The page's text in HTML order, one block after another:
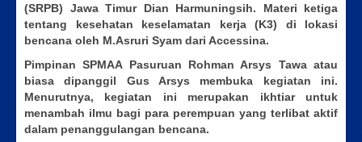
(SRPB) Jawa Timur Dian Harmuningsih. Materi ketiga
tentang kesehatan keselamatan kerja (K3) di lokasi
bencana oleh M.Asruri Syam dari Accessina.
Pimpinan SPMAA Pasuruan Rohman Arsys Tawa atau
biasa dipanggil Gus Arsys membuka kegiatan ini.
Menurutnya, kegiatan ini merupakan ikhtiar untuk
menambah ilmu bagi para perempuan yang terlibat aktif
dalam penanggulangan bencana.